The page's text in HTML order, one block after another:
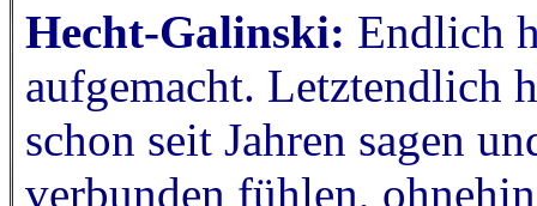
Hecht-Galinski: Endlich
aufgemacht. Letztendlich
schon seit Jahren sagen
verbunden fühlen,